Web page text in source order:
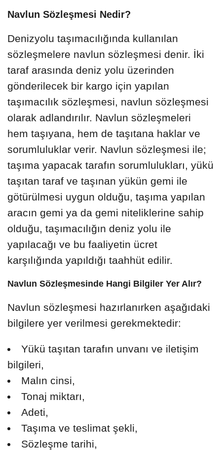
Navlun Sözleşmesi Nedir?
Denizyolu taşımacılığında kullanılan
sözleşmelere navlun sözleşmesi denir. İki
taraf arasında deniz yolu üzerinden
gönderilecek bir kargo için yapılan
taşımacılık sözleşmesi, navlun sözleşmesi
olarak adlandırılır. Navlun sözleşmeleri
hem taşıyana, hem de taşıtana haklar ve
sorumluluklar verir. Navlun sözleşmesi ile;
taşıma yapacak tarafın sorumlulukları, yükü
taşıtan taraf ve taşınan yükün gemi ile
götürülmesi uygun olduğu, taşıma yapılan
aracın gemi ya da gemi niteliklerine sahip
olduğu, taşımacılığın deniz yolu ile
yapılacağı ve bu faaliyetin ücret
karşılığında yapıldığı taahhüt edilir.
Navlun Sözleşmesinde Hangi Bilgiler Yer Alır?
Navlun sözleşmesi hazırlanırken aşağıdaki
bilgilere yer verilmesi gerekmektedir:
Yükü taşıtan tarafın unvanı ve iletişim
bilgileri,
Malın cinsi,
Tonaj miktarı,
Adeti,
Taşıma ve teslimat şekli,
Sözleşme tarihi,